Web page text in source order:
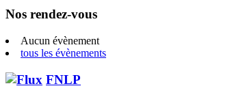
Nos rendez-vous
Aucun évènement
tous les évènements
FNLP